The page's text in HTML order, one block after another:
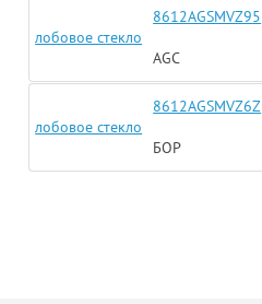
лобовое стекло
8612AGSMVZ95
AGC
лобовое стекло
8612AGSMVZ6Z
БОР